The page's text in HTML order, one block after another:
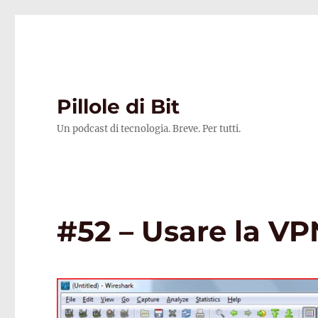
Pillole di Bit
Un podcast di tecnologia. Breve. Per tutti.
#52 – Usare la